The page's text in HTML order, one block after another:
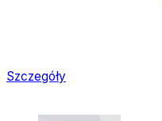
Szczegóły